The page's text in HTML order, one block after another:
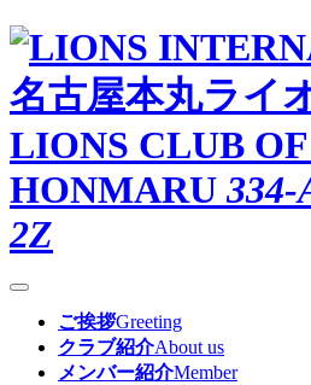
名古屋本丸ライ
LIONS CLUB
HONMARU 334-
2Z
ご挨拶Greeting
クラブ紹介About us
メンバー紹介Member